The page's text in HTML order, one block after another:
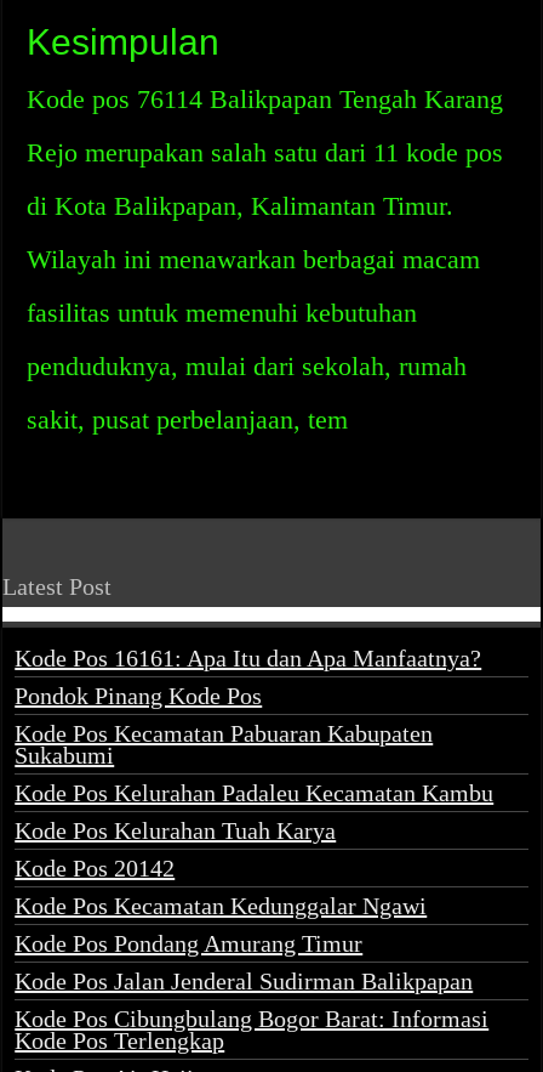
Kesimpulan
Kode pos 76114 Balikpapan Tengah Karang
Rejo merupakan salah satu dari 11 kode pos
di Kota Balikpapan, Kalimantan Timur.
Wilayah ini menawarkan berbagai macam
fasilitas untuk memenuhi kebutuhan
penduduknya, mulai dari sekolah, rumah
sakit, pusat perbelanjaan, tem
Latest Post
Kode Pos 16161: Apa Itu dan Apa Manfaatnya?
Pondok Pinang Kode Pos
Kode Pos Kecamatan Pabuaran Kabupaten
Sukabumi
Kode Pos Kelurahan Padaleu Kecamatan Kambu
Kode Pos Kelurahan Tuah Karya
Kode Pos 20142
Kode Pos Kecamatan Kedunggalar Ngawi
Kode Pos Pondang Amurang Timur
Kode Pos Jalan Jenderal Sudirman Balikpapan
Kode Pos Cibungbulang Bogor Barat: Informasi
Kode Pos Terlengkap